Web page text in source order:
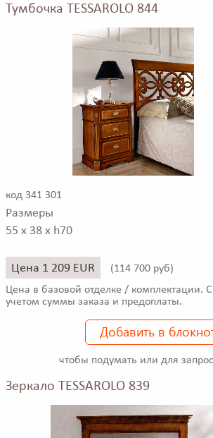
Тумбочка TESSAROLO 844
код 341 301
Размеры
55 x 38 x h70
Цена 1 209 EUR (114 700 руб)
Цена в базовой отделке / комплектации.
учетом суммы заказа и предоплаты.
Добавить в
чтобы подумать или для
Зеркало TESSAROLO 839